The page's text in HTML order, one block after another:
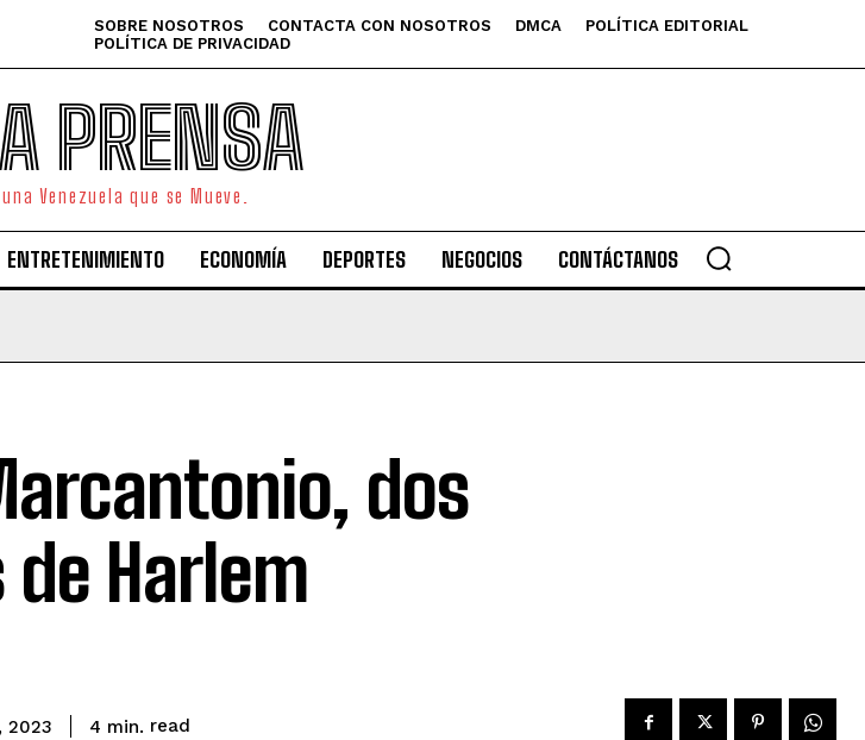
SOBRE NOSOTROS CONTACTA CON NOSOTROS DMCA
POLÍTICA EDITORIAL
POLÍTICA DE PRIVACIDAD
PRENSA
Venezuela que se Mueve.
ENTRETENIMIENTO ECONOMÍA DEPORTES NEGOCIOS CONTÁCTANOS
dos
Harlem
2023 4 min. read